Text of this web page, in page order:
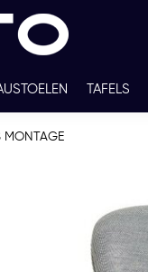
TAFELS
THUISWERKPLEKKEN
MONTAGE